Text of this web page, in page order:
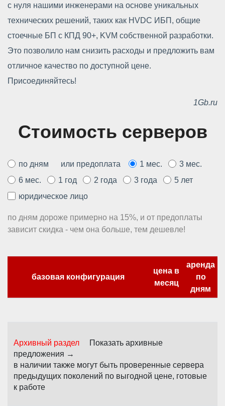
с нуля нашими инженерами на основе уникальных
технических решений, таких как HVDC ИБП, общие
стоечные БП с КПД 90+, KVM собственной разработки.
Это позволило нам снизить расходы и предложить вам
отличное качество по доступной цене.
Присоединяйтесь!
1Gb.ru
Стоимость серверов
по дням или предоплата 1 мес.
3 мес.
6 мес.
1 год 2 года 3 года
5 лет
юридическое лицо
по дням дороже примерно на 15%, и от предоплаты
зависит скидка - чем она больше, тем дешевле!
базовая конфигурация
цена в
месяц
аренда
по
дням
Архивный раздел Показать архивные
предложения →
в наличии также могут быть проверенные сервера
предыдущих поколений по выгодной цене, готовые
к работе